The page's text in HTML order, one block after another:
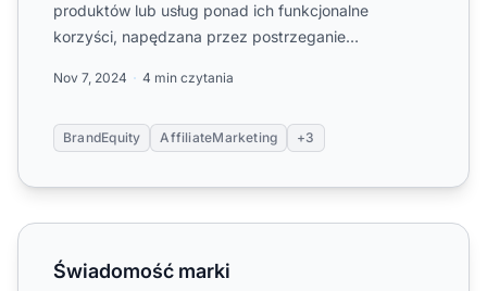
produktów lub usług ponad ich funkcjonalne
korzyści, napędzana przez postrzeganie
Nov 7, 2024 4 min czytania
BrandEquity AffiliateMarketing +3
Świadomość marki
Świadomość marki